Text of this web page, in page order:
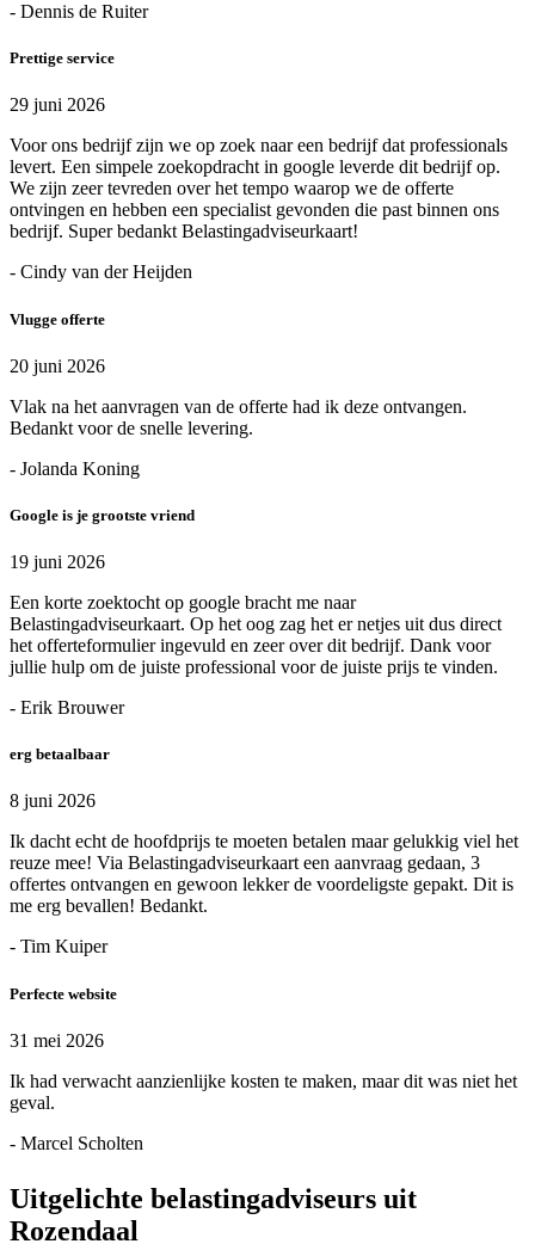
- Dennis de Ruiter
Prettige service
29 juni 2026
Voor ons bedrijf zijn we op zoek naar een bedrijf dat professionals
levert. Een simpele zoekopdracht in google leverde dit bedrijf op.
We zijn zeer tevreden over het tempo waarop we de offerte
ontvingen en hebben een specialist gevonden die past binnen ons
bedrijf. Super bedankt Belastingadviseurkaart!
- Cindy van der Heijden
Vlugge offerte
20 juni 2026
Vlak na het aanvragen van de offerte had ik deze ontvangen.
Bedankt voor de snelle levering.
- Jolanda Koning
Google is je grootste vriend
19 juni 2026
Een korte zoektocht op google bracht me naar
Belastingadviseurkaart. Op het oog zag het er netjes uit dus direct
het offerteformulier ingevuld en zeer over dit bedrijf. Dank voor
jullie hulp om de juiste professional voor de juiste prijs te vinden.
- Erik Brouwer
erg betaalbaar
8 juni 2026
Ik dacht echt de hoofdprijs te moeten betalen maar gelukkig viel het
reuze mee! Via Belastingadviseurkaart een aanvraag gedaan, 3
offertes ontvangen en gewoon lekker de voordeligste gepakt. Dit is
me erg bevallen! Bedankt.
- Tim Kuiper
Perfecte website
31 mei 2026
Ik had verwacht aanzienlijke kosten te maken, maar dit was niet het
geval.
- Marcel Scholten
Uitgelichte belastingadviseurs uit
Rozendaal